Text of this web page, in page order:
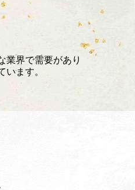
業界で需要があり
ます。